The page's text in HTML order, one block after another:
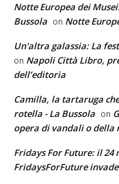
Notte Europea dei
Bussola on Notte
Un'altra galassia: La
on Napoli Città Libro,
dell’editoria
Camilla, la tartaruga
rotella - La Bussola on
opera di vandali o della
Fridays For Future: il 24
FridaysForFuture